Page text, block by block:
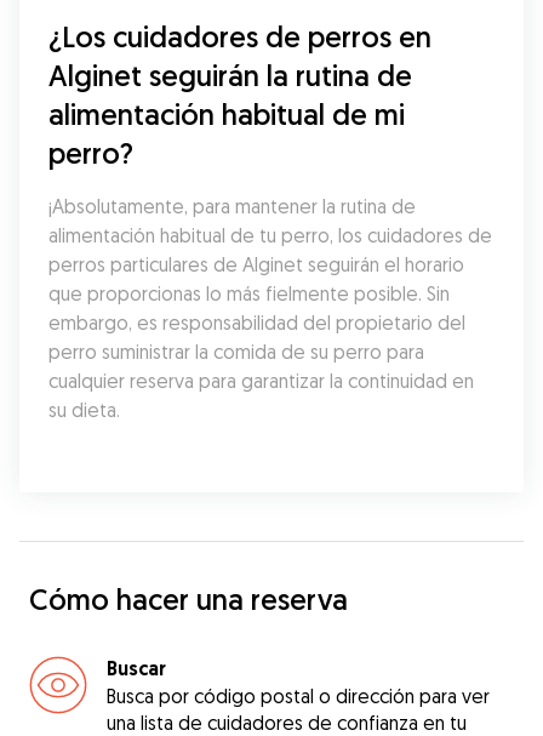
¿Los cuidadores de perros en
Alginet seguirán la rutina de
alimentación habitual de mi
perro?
¡Absolutamente, para mantener la rutina de
alimentación habitual de tu perro, los cuidadores de
perros particulares de Alginet seguirán el horario
que proporcionas lo más fielmente posible. Sin
embargo, es responsabilidad del propietario del
perro suministrar la comida de su perro para
cualquier reserva para garantizar la continuidad en
su dieta.
Cómo hacer una reserva
Buscar
Busca por código postal o dirección para ver
una lista de cuidadores de confianza en tu